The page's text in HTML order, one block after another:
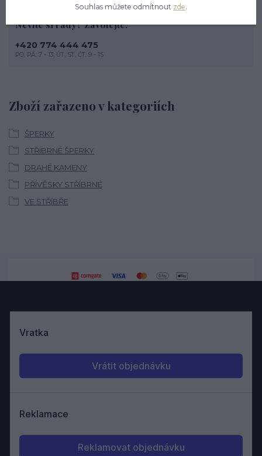
Zboží zařazeno v kategoriích
ŠPERKY
STŘÍBRNÉ ŠPERKY
DRAHÉ KAMENY
PŘÍVĚSKY STŘÍBRNÉ
VE STŘÍBŘE
Nevíte si rady? Zavolejte.
+420 774 444 475
PO, PÁ: 7 - 13, ÚT, ST, ČT: 9 - 15
Souhlas můžete odmítnout zde.